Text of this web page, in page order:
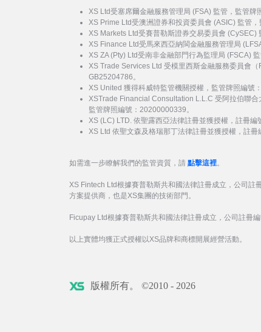
XS Ltd受塞席爾金融服務管理局 (FSA) 監管，監管牌
XS Prime Ltd受澳洲證券和投資委員會 (ASIC) 監管
XS Markets Ltd受賽普勒斯證券交易委員會 (CySEC)
XS Finance Ltd受馬來西亞納閩金融服務管理局
XS ZA (Pty) Ltd受南非金融部門行為監理局 (FSCA)
XS Trade Services Ltd 受模里西斯金融服務委員會（
GB25204786。
XS United 獲得科威特監管機關授權，監管牌照編號
XSTrade Financial Consultation L.L.C 受阿拉伯聯合
監管牌照編號：20200000339。
XS (LC) LTD. 依聖露西亞法律註冊並獲授權，註冊編
XS Ltd 依聖文森及格瑞那丁法律註冊並獲授權，註冊
如需進一步瞭解我們的監管資質，請 點擊這裡。
XS Fintech Ltd根據賽普勒斯共和國法律註冊成立，公司註
方案提供商，也是XS集團的技術部門。
Ficupay Ltd根據賽普勒斯共和國法律註冊成立，公司註冊
以上實體均獲正式授權以XS品牌和商標開展經營活動。
版權所有。 ©2010 - 2026